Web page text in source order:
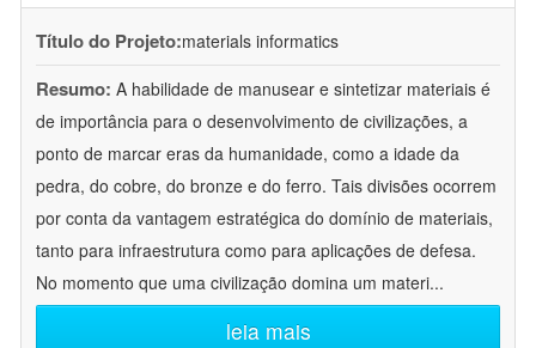
Título do Projeto:materials informatics
Resumo: A habilidade de manusear e sintetizar materiais é
de importância para o desenvolvimento de civilizações, a
ponto de marcar eras da humanidade, como a idade da
pedra, do cobre, do bronze e do ferro. Tais divisões ocorrem
por conta da vantagem estratégica do domínio de materiais,
tanto para infraestrutura como para aplicações de defesa.
No momento que uma civilização domina um materi...
leia mais